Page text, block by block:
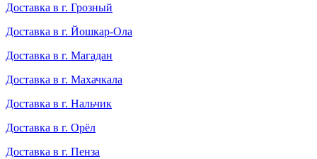
Доставка в г. Грозный
Доставка в г. Йошкар-Ола
Доставка в г. Магадан
Доставка в г. Махачкала
Доставка в г. Нальчик
Доставка в г. Орёл
Доставка в г. Пенза